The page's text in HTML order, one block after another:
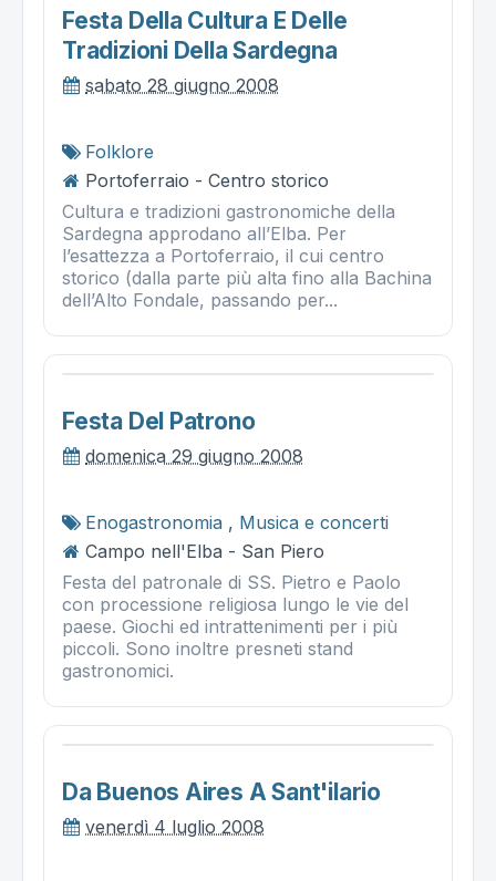
Festa Della Cultura E Delle
Tradizioni Della Sardegna
sabato 28 giugno 2008
Folklore
Portoferraio - Centro storico
Cultura e tradizioni gastronomiche della
Sardegna approdano all’Elba. Per
l’esattezza a Portoferraio, il cui centro
storico (dalla parte più alta fino alla Bachina
dell’Alto Fondale, passando per...
Festa Del Patrono
domenica 29 giugno 2008
Enogastronomia , Musica e concerti
Campo nell'Elba - San Piero
Festa del patronale di SS. Pietro e Paolo
con processione religiosa lungo le vie del
paese. Giochi ed intrattenimenti per i più
piccoli. Sono inoltre presneti stand
gastronomici.
Da Buenos Aires A Sant'ilario
venerdì 4 luglio 2008